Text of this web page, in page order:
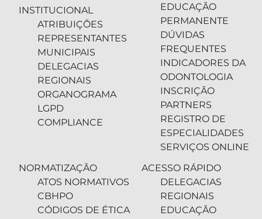
INSTITUCIONAL
ATRIBUIÇÕES
REPRESENTANTES
MUNICIPAIS
DELEGACIAS
REGIONAIS
ORGANOGRAMA
LGPD
COMPLIANCE
EDUCAÇÃO
PERMANENTE
DÚVIDAS
FREQUENTES
INDICADORES DA
ODONTOLOGIA
INSCRIÇÃO
PARTNERS
REGISTRO DE
ESPECIALIDADES
SERVIÇOS ONLINE
NORMATIZAÇÃO
ATOS NORMATIVOS
CBHPO
CÓDIGOS DE ÉTICA
ACESSO RÁPIDO
DELEGACIAS
REGIONAIS
EDUCAÇÃO